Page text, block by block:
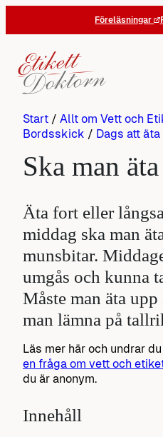
Föreläsningar
Start / Allt om Vett och
Bordsskick / Dags att äta
Ska man
Äta fort eller
middag ska man
munsbitar.
umgås och kunna
Måste man äta
man lämna på
Läs mer här och undrar
en fråga om vett och
du är anonym.
Innehåll